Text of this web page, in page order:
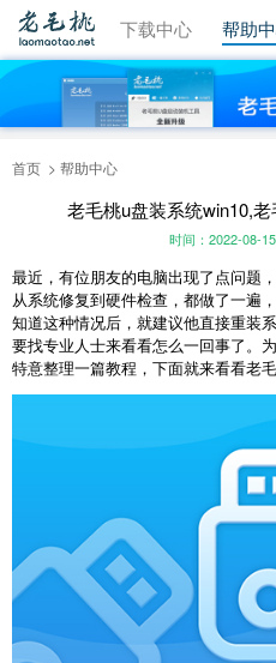
视频教程 下载中心 帮助
首页 帮助中心
老毛桃u盘装系统win10,
时间：2022-08-15
最近，有位朋友的电脑出现了点问题
从系统修复到硬件检查，都做了一遍
知道这种情况后，就建议他直接重装
要找专业人士来看看怎么一回事了。
特意整理一篇教程，下面就来看看老